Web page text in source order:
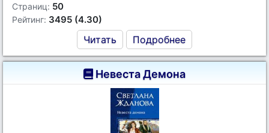
Страниц: 50
Рейтинг: 3495 (4.30)
Читать Подробнее
Невеста Демона